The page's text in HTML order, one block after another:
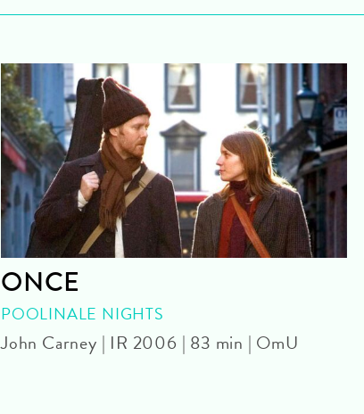
ONCE
POOLINALE NIGHTS
John Carney | IR 2006 | 83 min | OmU